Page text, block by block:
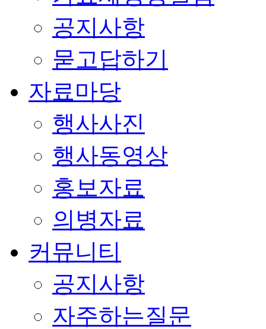
공지사항
묻고답하기
자료마당
행사사진
행사동영상
홍보자료
의병자료
커뮤니티
공지사항
자주하는질문